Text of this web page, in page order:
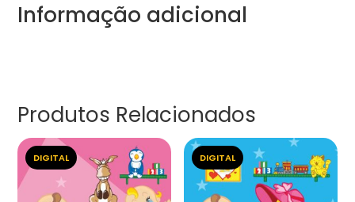
Informação adicional
Produtos Relacionados
DIGITAL DIGITAL